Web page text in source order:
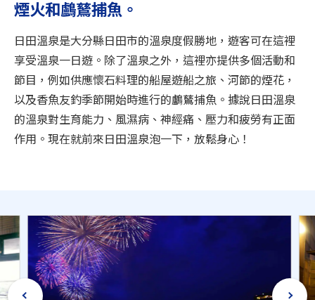
關閉
煙火和鸕鶿捕魚。
日田溫泉是大分縣日田市的溫泉度假勝地，遊客可在這裡
享受溫泉一日遊。除了溫泉之外，這裡亦提供多個活動和
節目，例如供應懷石料理的船屋遊船之旅、河節的煙花，
以及香魚友釣季節開始時進行的鸕鶿捕魚。據說日田溫泉
的溫泉對生育能力、風濕病、神經痛、壓力和疲勞有正面
作用。現在就前來日田溫泉泡一下，放鬆身心！